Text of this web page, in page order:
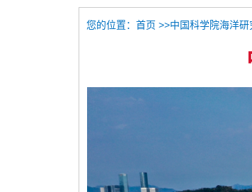
您的位置： 首页 >>中国科学院海洋